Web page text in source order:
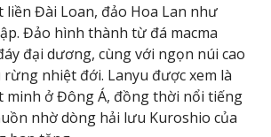
liền Đài Loan, đảo Hoa Lan như
Đảo hình thành từ đá macma
đại dương, cùng với ngọn núi cao
nhiệt đới. Lanyu được xem là
minh ở Đông Á, đồng thời nổi tiếng
nhờ dòng hải lưu Kuroshio của